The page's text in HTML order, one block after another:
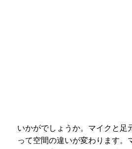
いかがでしょうか。マイクと足
って空間の違いが変わります。